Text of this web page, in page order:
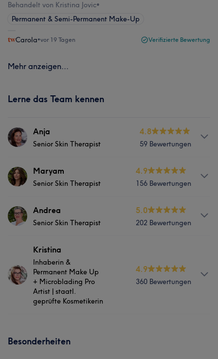
Behandelt von Kristina Jovic•
Permanent & Semi-Permanent Make-Up
Carola•vor 19 Tagen Verifizierte Bewertung
Mehr anzeigen...
Lerne das Team kennen
Anja
Senior Skin Therapist
4.8
59 Bewertungen
Services
Ästhetische Medizin
Professionell 6
Maryam
Senior Skin Therapist
4.9
156 Bewertungen
Services
Was unsere Kunden über Maryam sagen
Professionell 20 Außergewöhnlich 15 Kompetent
Erfahren 12
Andrea
Senior Skin Therapist
5.0
202 Bewertungen
Services
Nägel Gesicht Haarentfernung
Ästhetische Medizin
Professionell 26
Kristina
Inhaberin &
Permanent Make Up
+ Microblading Pro
Artist | staatl.
geprüfte Kosmetikerin
4.9
360 Bewertungen
Besonderheiten